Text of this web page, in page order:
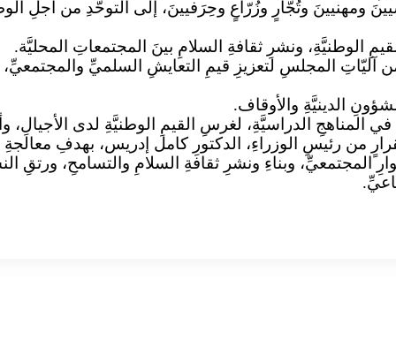
ومهنيينَ وتُجّارٍ وزُرّاعٍ وحِرَفيينَ، إلى التوحُّدِ من أجلِ
الوطنيَّةِ، ونشرِ ثقافةِ السلامِ بينَ المجتمعاتِ المحليَّة.
آليّاتِ المجلسِ لتعزيزِ قيمِ التعايشِ السلميِّ والمجتمعيِّ،
الدينيَّةِ والأوقاف.
الدراسيَّةِ، لغرسِ القيمِ الوطنيَّةِ لدى الأجيالِ،
من رئيسِ الوزراءِ، الدكتورِ كامل إدريس، بهدفِ معالجةِ
المجتمعيِّ، وبناءِ ونشرِ ثقافةِ السلامِ والتسامحِ، ورتقِ